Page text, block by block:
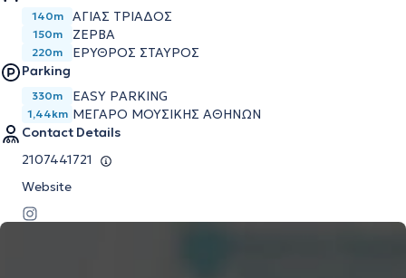
140m ΑΓΙΑΣ ΤΡΙΑΔΟΣ
150m ΖΕΡΒΑ
220m
ΕΡΥΘΡΟΣ ΣΤΑΥΡΟΣ
Parking
330m EASY PARKING
1,44km ΜΕΓΆΡΟ ΜΟΥΣΙΚΉΣ ΑΘΗΝΏΝ
Contact Details
2107441721
Website